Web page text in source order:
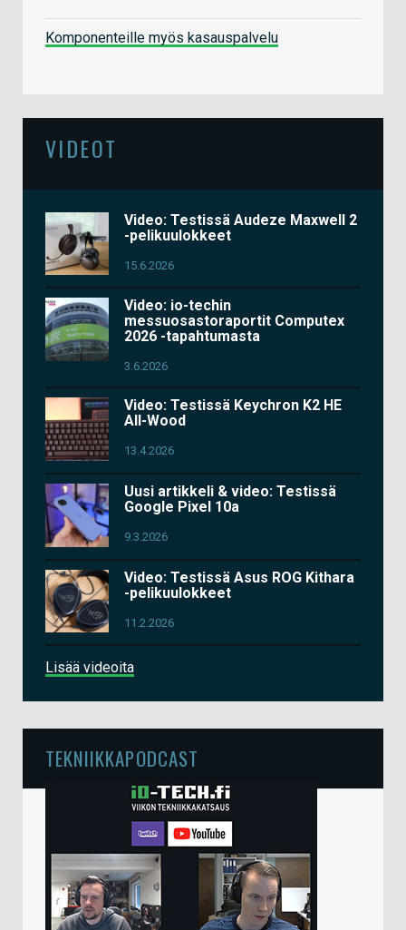
Komponenteille myös kasauspalvelu
VIDEOT
Video: Testissä Audeze Maxwell 2
-pelikuulokkeet
15.6.2026
Video: io-techin
messuosastoraportit Computex
2026 -tapahtumasta
3.6.2026
Video: Testissä Keychron K2 HE
All-Wood
13.4.2026
Uusi artikkeli & video: Testissä
Google Pixel 10a
9.3.2026
Video: Testissä Asus ROG Kithara
-pelikuulokkeet
11.2.2026
Lisää videoita
TEKNIIKKAPODCAST